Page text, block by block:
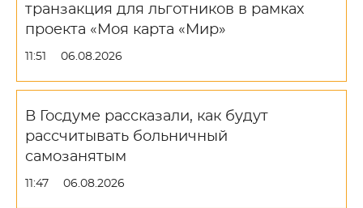
транзакция для льготников в рамках
проекта «Моя карта «Мир»
11:51 06.08.2026
В Госдуме рассказали, как будут
рассчитывать больничный
самозанятым
11:47 06.08.2026